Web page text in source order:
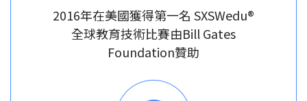
2016年在美國獲得第一名 SXSWedu®
全球教育技術比賽由Bill Gates
Foundation贊助